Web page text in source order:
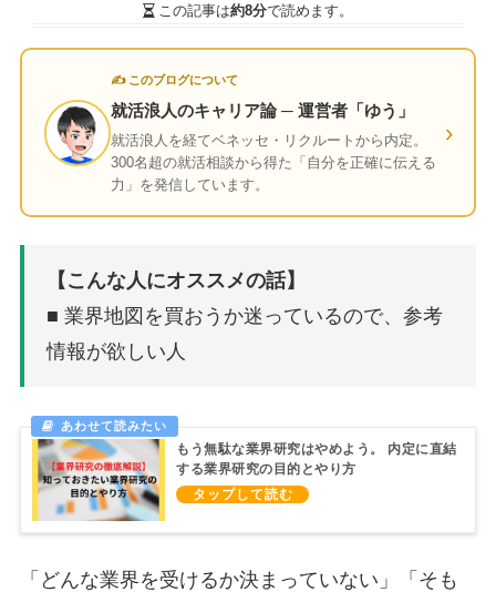
この記事は約8分で読めます。
✍ このブログについて
就活浪人のキャリア論 ─ 運営者「ゆう」
就活浪人を経てベネッセ・リクルートから内定。
300名超の就活相談から得た「自分を正確に伝える
力」を発信しています。
›
【こんな人にオススメの話】
■ 業界地図を買おうか迷っているので、参考
情報が欲しい人
もう無駄な業界研究はやめよう。 内定に直結
する業界研究の目的とやり方
「どんな業界を受けるか決まっていない」「そも